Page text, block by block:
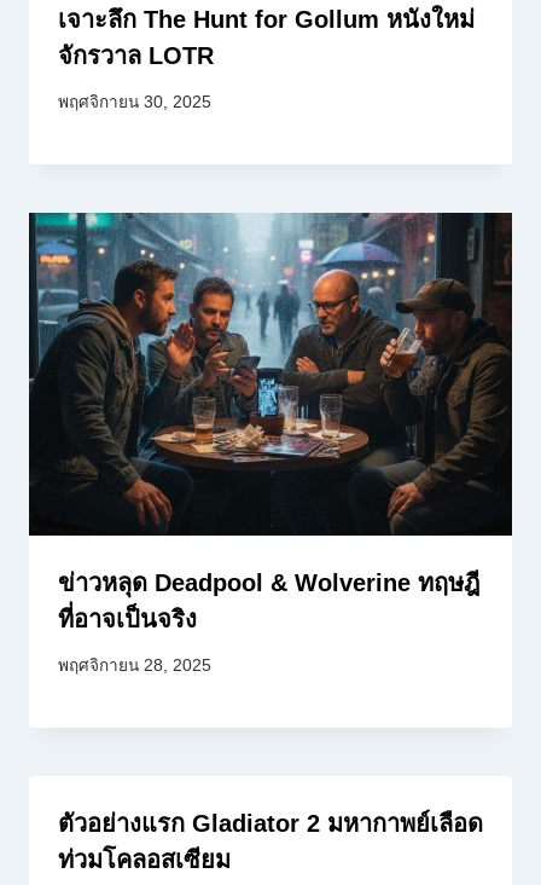
เจาะลึก The Hunt for Gollum หนังใหม่
จักรวาล LOTR
พฤศจิกายน 30, 2025
ข่าวหลุด Deadpool & Wolverine ทฤษฎี
ที่อาจเป็นจริง
พฤศจิกายน 28, 2025
ตัวอย่างแรก Gladiator 2 มหากาพย์เลือด
ท่วมโคลอสเซียม